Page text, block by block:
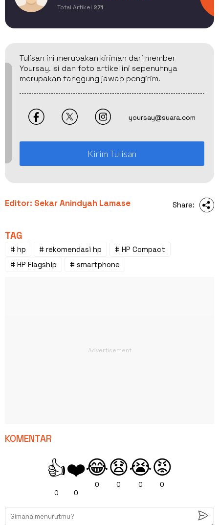
Total Artikel 271
Tulisan ini merupakan kiriman dari member
Yoursay. Isi dan foto artikel ini sepenuhnya
merupakan tanggung jawab pengirim.
yoursay@suara.com
Kirim Tulisan
Editor: Sekar Anindyah Lamase Share:
TAG
# hp # rekomendasi hp
# HP Compact
# HP Flagship
# smartphone
KOMENTAR
👍
0
❤️
0
😂
0
😧
0
😭
0
😡
0